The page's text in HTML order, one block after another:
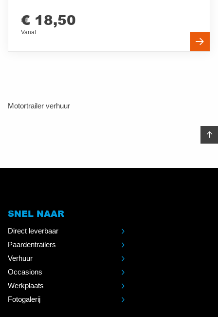
€ 18,50
Vanaf
Motortrailer verhuur
SNEL NAAR
Direct leverbaar
Paardentrailers
Verhuur
Occasions
Werkplaats
Fotogalerij